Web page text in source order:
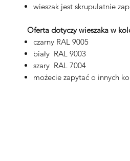
wieszak jest skrupulatnie
Oferta dotyczy wieszaka w
czarny RAL 9005
biały RAL 9003
szary RAL 7004
możecie zapytać o innych